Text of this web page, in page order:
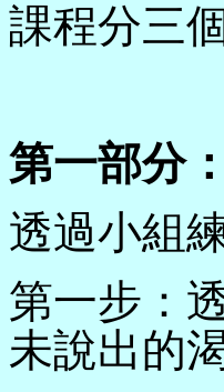
課程分三
第一部分
透過小組
第一步：
未說出的